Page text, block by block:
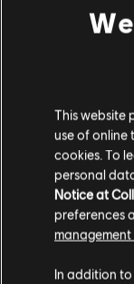
This website
use of online
cookies. To
personal
Notice at
preferences
management
In addition